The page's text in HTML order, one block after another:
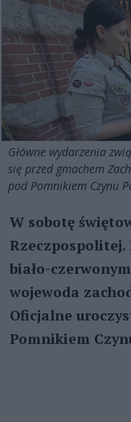
Główne wydarzenia
się przed gmachem
pod Pomnikiem Czynu
W sobotę
biało-
wojewoda
Oficjalne
Pomnikiem